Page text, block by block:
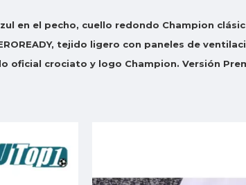
en el pecho, cuello redondo Champion
tejido ligero con paneles de
oficial crociato y logo Champion. Versión